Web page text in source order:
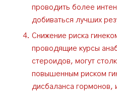
проводить более
добиваться лучших
Снижение риска
проводящие курсы
стероидов, могут
повышенным риском
дисбаланса гормонов,